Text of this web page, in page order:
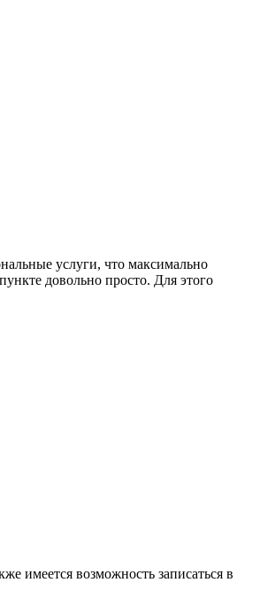
услуги, что максимально
довольно просто. Для этого
имеется возможность записаться в